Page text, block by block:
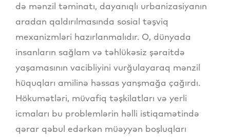
də mənzil təminatı, dayanıqlı urbanizasiyanın
aradan qaldırılmasında sosial təşviq
mexanizmləri hazırlanmalıdır. O, dünyada
insanların sağlam və təhlükəsiz şəraitdə
yaşamasının vacibliyini vurğulayaraq mənzil
hüquqları amilinə həssas yanşmağa çağırdı.
Hökumətləri, müvafiq təşkilatları və yerli
icmaları bu problemlərin həlli istiqamətində
qərar qəbul edərkən müəyyən boşluqları